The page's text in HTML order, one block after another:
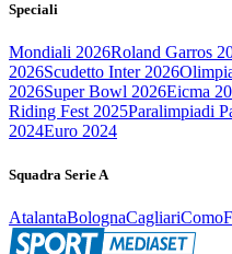
Speciali
Mondiali 2026Roland Garros
2026Scudetto Inter 2026
2026Super Bowl 2026Eicma
Riding Fest 2025Paralimpiadi
2024Euro 2024
Squadra Serie A
AtalantaBolognaCagliariComo